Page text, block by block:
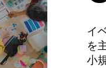
イ
を
小